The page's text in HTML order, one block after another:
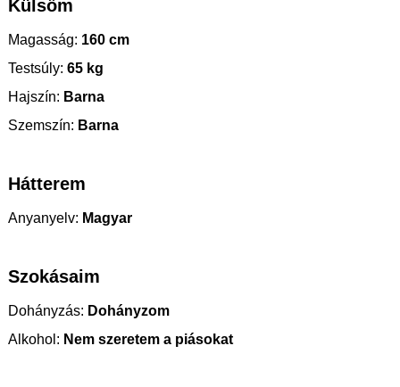
Külsőm
Magasság: 160 cm
Testsúly: 65 kg
Hajszín: Barna
Szemszín: Barna
Hátterem
Anyanyelv: Magyar
Szokásaim
Dohányzás: Dohányzom
Alkohol: Nem szeretem a piásokat